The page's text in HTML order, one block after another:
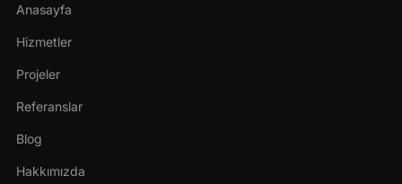
Anasayfa
Hizmetler
Projeler
Referanslar
Blog
Hakkımızda